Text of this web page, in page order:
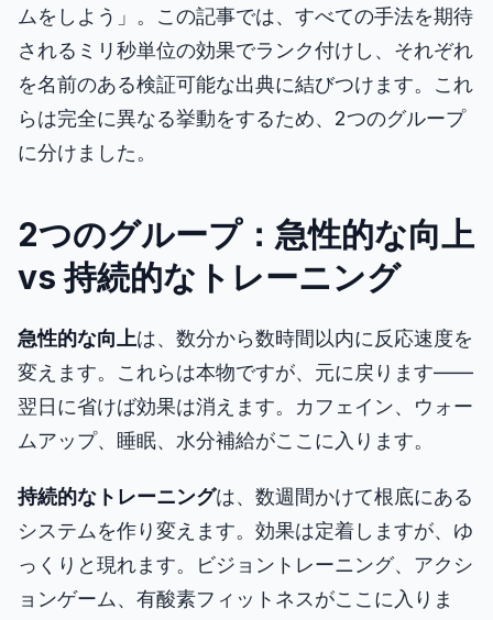
FPS Reaction
ランキング
記事
ダッシュボード
🇯🇵JA
ムをしよう」。この記事では、すべての手法を期待
されるミリ秒単位の効果でランク付けし、それぞれ
を名前のある検証可能な出典に結びつけます。これ
らは完全に異なる挙動をするため、2つのグループ
に分けました。
2つのグループ：急性的な向上
vs 持続的なトレーニング
急性的な向上は、数分から数時間以内に反応速度を
変えます。これらは本物ですが、元に戻ります――
翌日に省けば効果は消えます。カフェイン、ウォー
ムアップ、睡眠、水分補給がここに入ります。
持続的なトレーニングは、数週間かけて根底にある
システムを作り変えます。効果は定着しますが、ゆ
っくりと現れます。ビジョントレーニング、アクシ
ョンゲーム、有酸素フィットネスがここに入りま